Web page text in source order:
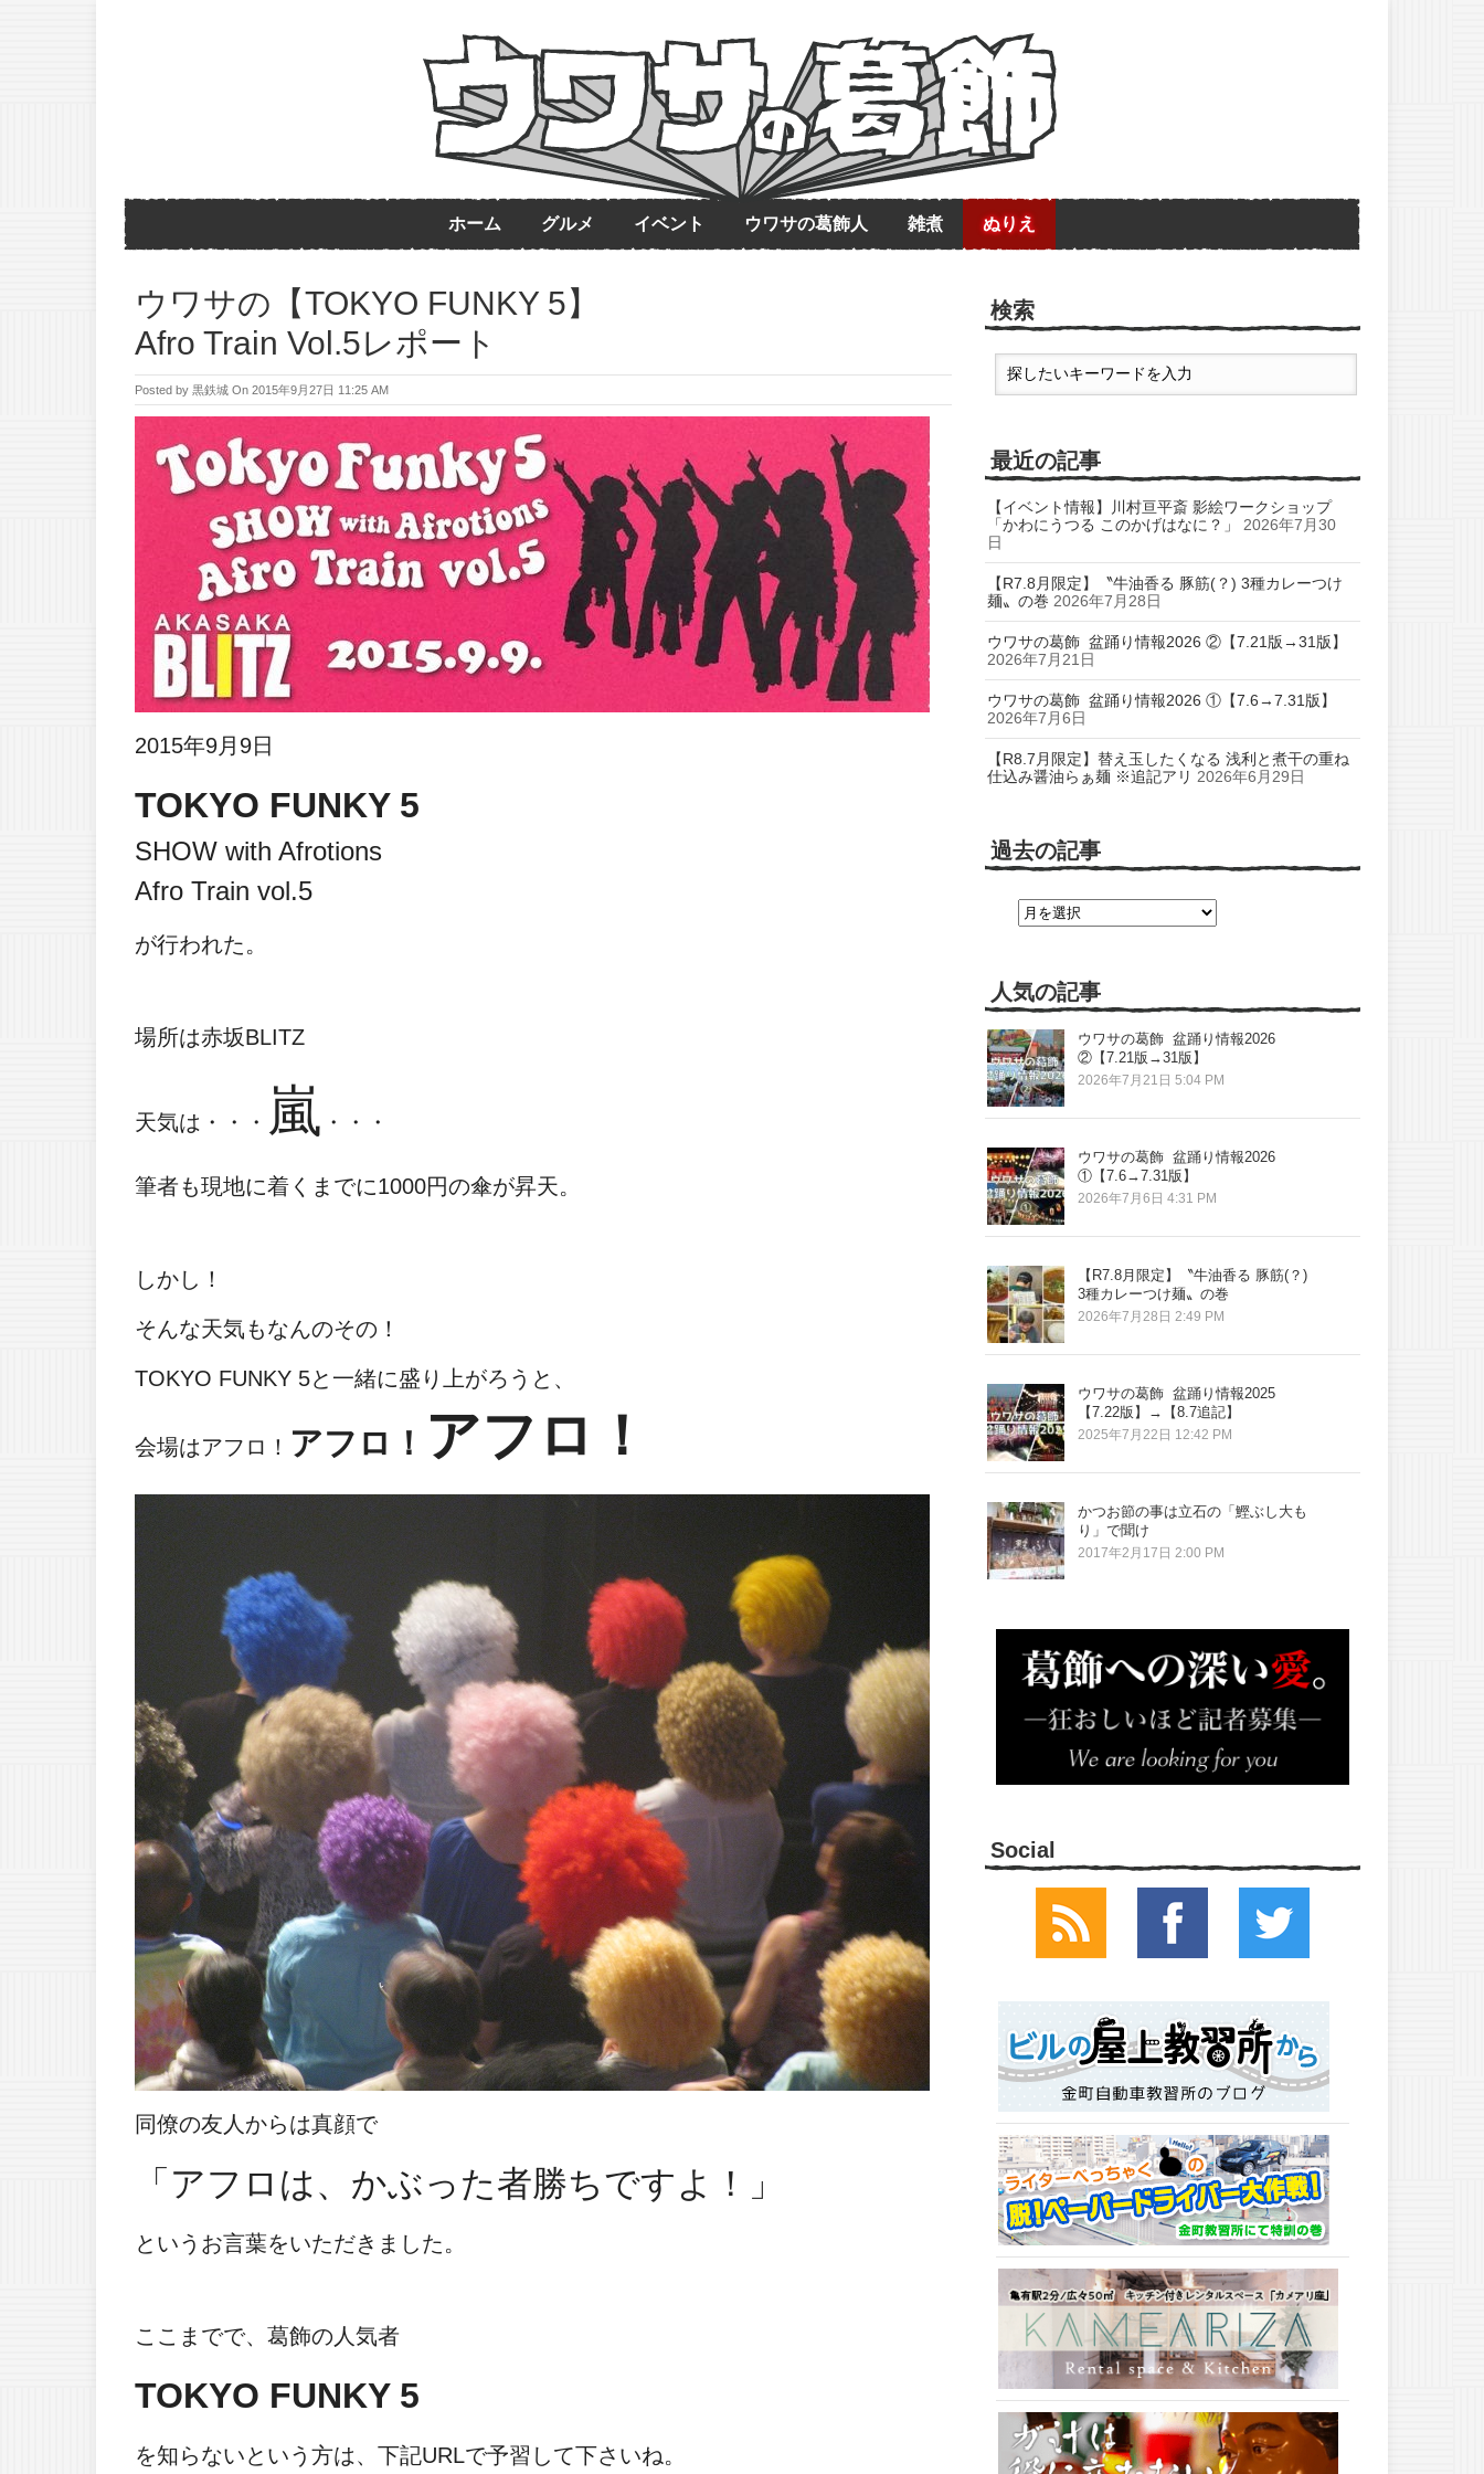
ホーム グルメ イベント ウワサの葛飾人 雑煮 ぬりえ
ウワサの【TOKYO FUNKY 5】
Afro Train Vol.5レポート
Posted by 黒鉄城 On 2015年9月27日 11:25 AM
2015年9月9日
TOKYO FUNKY 5
SHOW with Afrotions
Afro Train vol.5
が行われた。
場所は赤坂BLITZ
天気は・・・ 嵐 ・・・
筆者も現地に着くまでに1000円の傘が昇天。
しかし！
そんな天気もなんのその！
TOKYO FUNKY 5と一緒に盛り上がろうと、
会場はアフロ！ アフロ！ アフロ！
同僚の友人からは真顔で
「アフロは、かぶった者勝ちですよ！」
というお言葉をいただきました。
ここまでで、葛飾の人気者
TOKYO FUNKY 5
を知らないという方は、下記URLで予習して下さいね。
検索
最近の記事
【イベント情報】川村亘平斎 影絵ワークショップ
「かわにうつる このかげはなに？」
2026年7月30
日
【R7.8月限定】〝牛油香る 豚筋(？) 3種カレーつけ
麺〟の巻 2026年7月28日
ウワサの葛飾 盆踊り情報2026 ②【7.21版→31版】
2026年7月21日
ウワサの葛飾 盆踊り情報2026 ①【7.6→7.31版】
2026年7月6日
【R8.7月限定】替え玉したくなる 浅利と煮干の重ね
仕込み醤油らぁ麺 ※追記アリ 2026年6月29日
過去の記事
人気の記事
ウワサの葛飾 盆踊り情報2026
②【7.21版→31版】
2026年7月21日 5:04 PM
ウワサの葛飾 盆踊り情報2026
①【7.6→7.31版】
2026年7月6日 4:31 PM
【R7.8月限定】〝牛油香る 豚筋(？)
3種カレーつけ麺〟の巻
2026年7月28日 2:49 PM
ウワサの葛飾 盆踊り情報2025
【7.22版】→【8.7追記】
2025年7月22日 12:42 PM
かつお節の事は立石の「鰹ぶし大も
り」で聞け
2017年2月17日 2:00 PM
Social